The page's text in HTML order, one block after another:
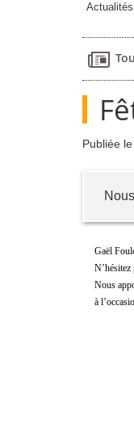
Actualités
Publiée
Gaël
Nous
à